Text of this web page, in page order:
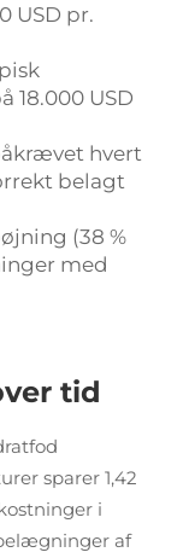
USD pr.
18.000 USD
hvert
belagt
(38 %
med
tid
sparer 1,42
i
af